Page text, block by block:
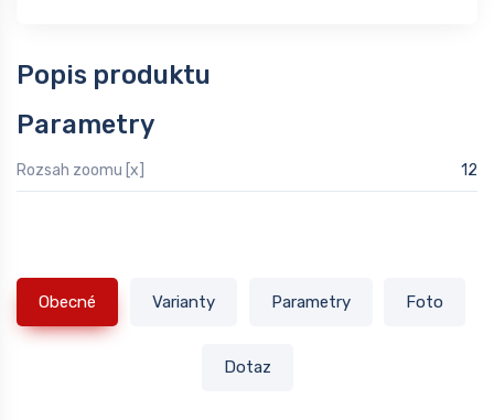
Popis produktu
Parametry
Rozsah zoomu [x] 12
Obecné Varianty Parametry Foto
Dotaz